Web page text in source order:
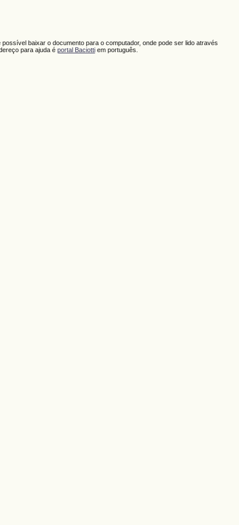
possível baixar o documento para o computador, onde pode ser lido através
para ajuda é portal Baciottiem português.